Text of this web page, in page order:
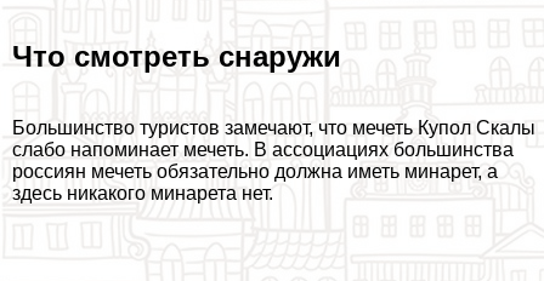
Что смотреть снаружи
Большинство туристов замечают, что мечеть Купол Скалы
слабо напоминает мечеть. В ассоциациях большинства
россиян мечеть обязательно должна иметь минарет, а
здесь никакого минарета нет.